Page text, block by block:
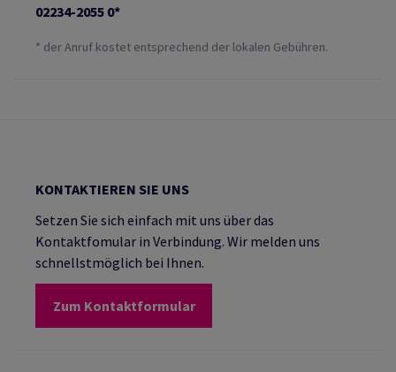
02234-2055 0*
* der Anruf kostet entsprechend der lokalen Gebühren.
KONTAKTIEREN SIE UNS
Setzen Sie sich einfach mit uns über das
Kontaktfomular in Verbindung. Wir melden uns
schnellstmöglich bei Ihnen.
Zum Kontaktformular